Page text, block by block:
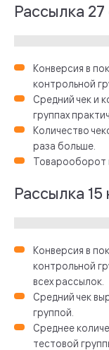
Рассылка
Конверсия в
контрольной
Средний чек и
группах
Количество
раза больше.
Товарооборот
Рассылка 15
Конверсия в
контрольной
всех рассылок.
Средний чек
группой.
Среднее
тестовой